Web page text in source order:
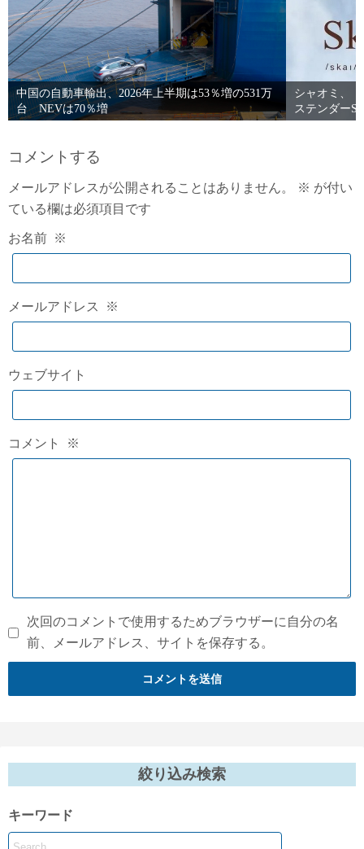
中国の自動車輸出、2026年上半期は53％増の531万
台 NEVは70％増
シャオミ、
ステンダー
コメントする
メールアドレスが公開されることはありません。 ※ が付い
ている欄は必須項目です
お名前 ※
メールアドレス ※
ウェブサイト
コメント ※
次回のコメントで使用するためブラウザーに自分の名
前、メールアドレス、サイトを保存する。
絞り込み検索
キーワード